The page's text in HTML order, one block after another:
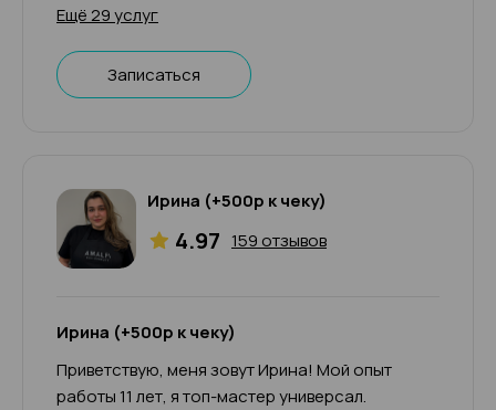
Ещё 29 услуг
Записаться
Ирина (+500р к чеку)
4.97 159 отзывов
Ирина (+500р к чеку)
Приветствую, меня зовут Ирина! Мой опыт
работы 11 лет, я топ-мастер универсал.